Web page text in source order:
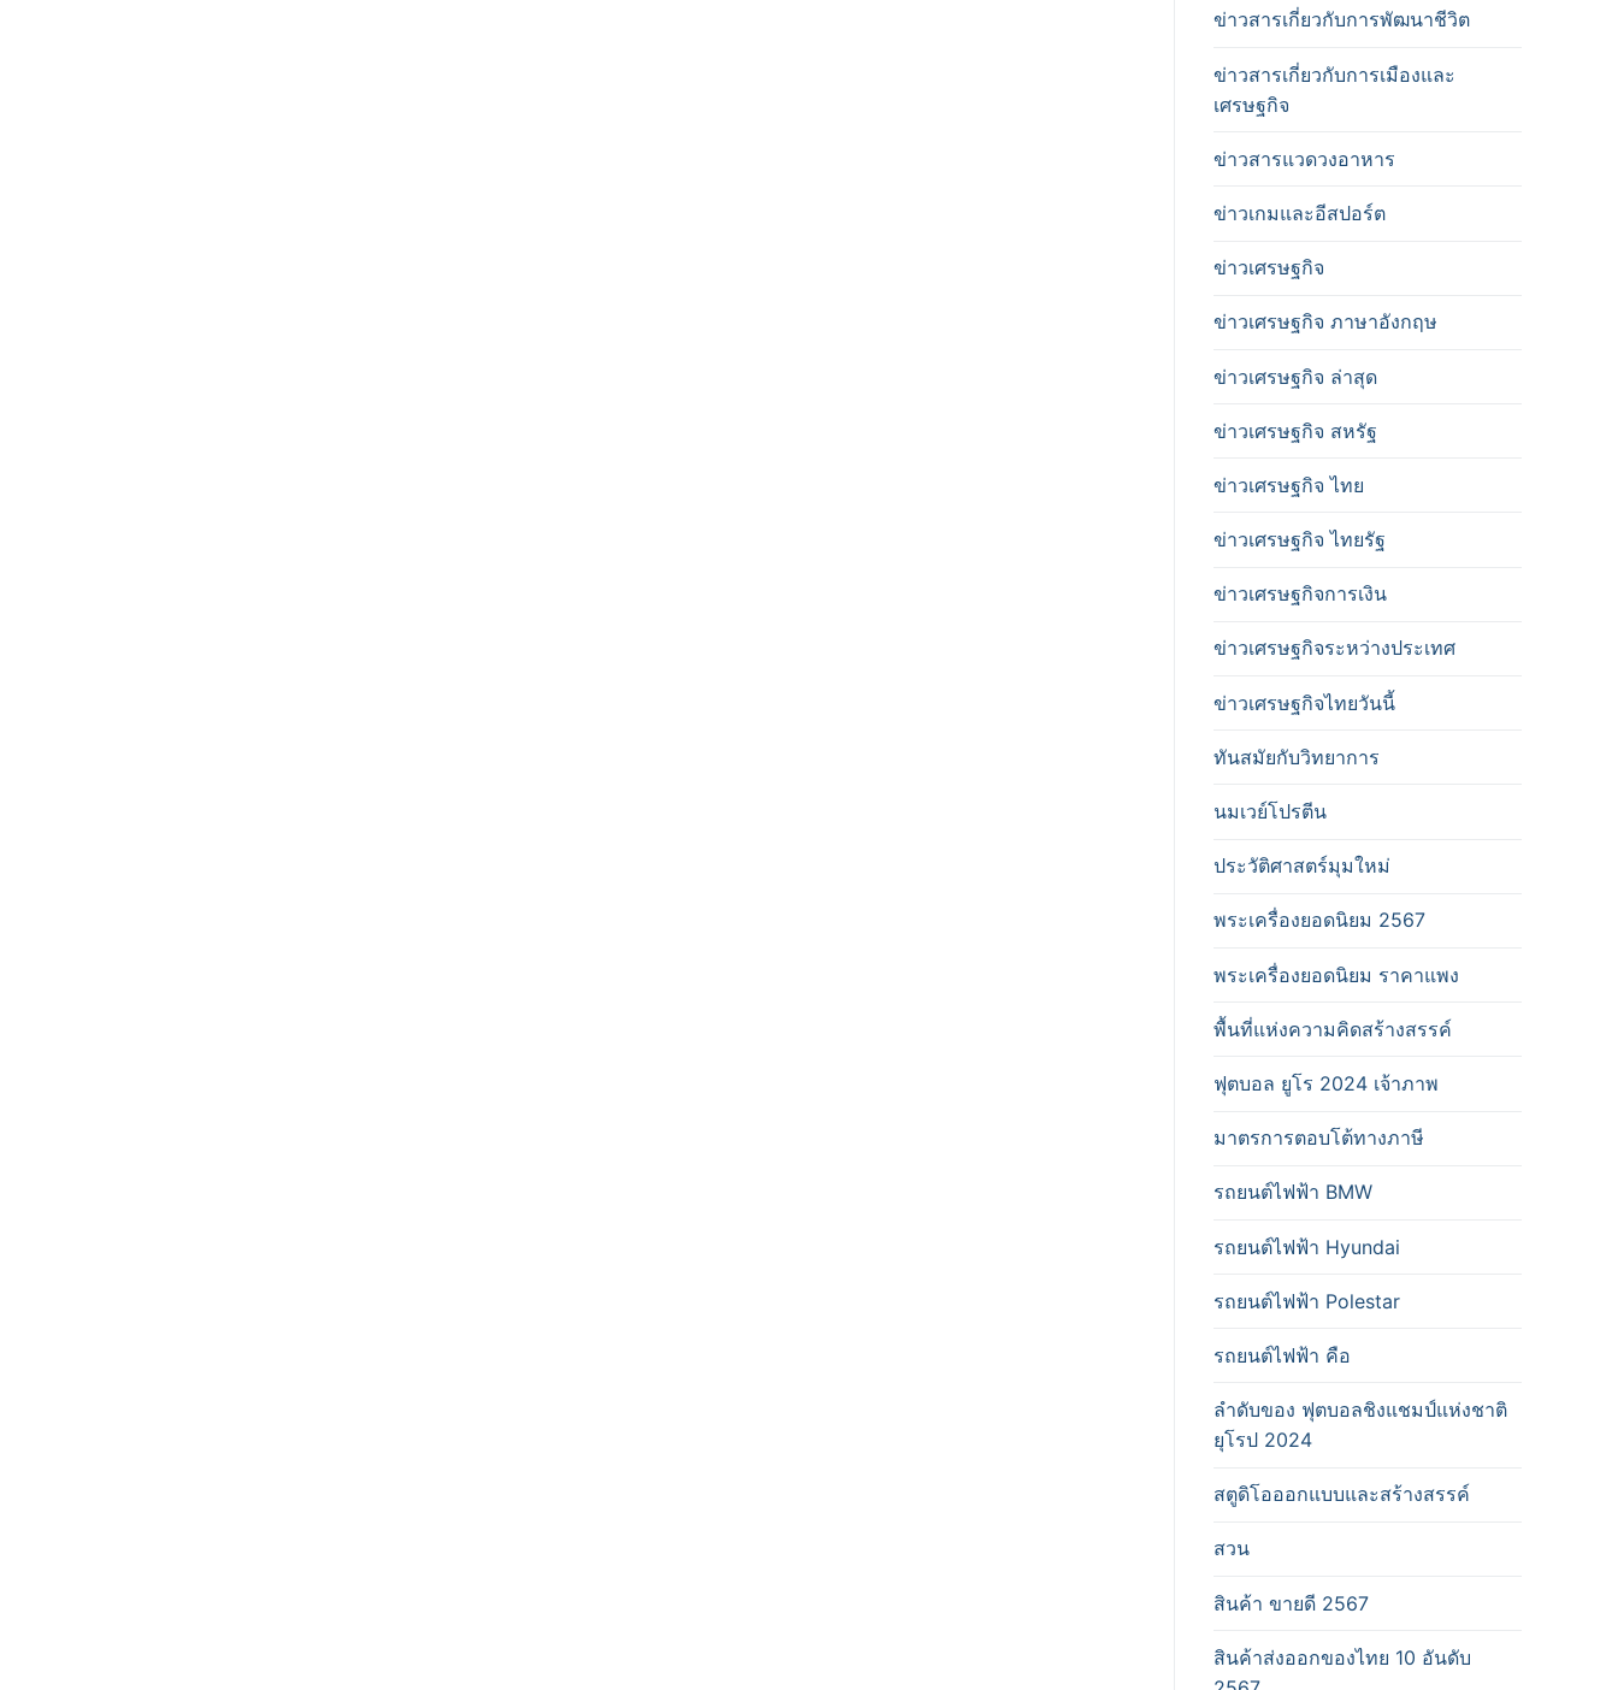
ข่าวสารเกี่ยวกับการพัฒนาชีวิต
ข่าวสารเกี่ยวกับการเมืองและ
เศรษฐกิจ
ข่าวสารแวดวงอาหาร
ข่าวเกมและอีสปอร์ต
ข่าวเศรษฐกิจ
ข่าวเศรษฐกิจ ภาษาอังกฤษ
ข่าวเศรษฐกิจ ล่าสุด
ข่าวเศรษฐกิจ สหรัฐ
ข่าวเศรษฐกิจ ไทย
ข่าวเศรษฐกิจ ไทยรัฐ
ข่าวเศรษฐกิจการเงิน
ข่าวเศรษฐกิจระหว่างประเทศ
ข่าวเศรษฐกิจไทยวันนี้
ทันสมัยกับวิทยาการ
นมเวย์โปรตีน
ประวัติศาสตร์มุมใหม่
พระเครื่องยอดนิยม 2567
พระเครื่องยอดนิยม ราคาแพง
พื้นที่แห่งความคิดสร้างสรรค์
ฟุตบอล ยูโร 2024 เจ้าภาพ
มาตรการตอบโต้ทางภาษี
รถยนต์ไฟฟ้า BMW
รถยนต์ไฟฟ้า Hyundai
รถยนต์ไฟฟ้า Polestar
รถยนต์ไฟฟ้า คือ
ลำดับของ ฟุตบอลชิงแชมป์แห่งชาติ
ยุโรป 2024
สตูดิโอออกแบบและสร้างสรรค์
สวน
สินค้า ขายดี 2567
สินค้าส่งออกของไทย 10 อันดับ